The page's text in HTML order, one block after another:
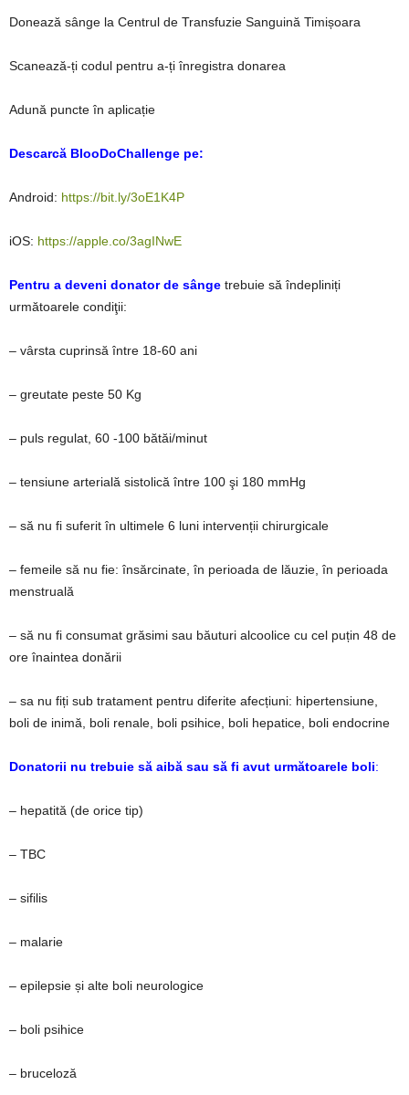
Donează sânge la Centrul de Transfuzie Sanguină Timișoara
Scanează-ți codul pentru a-ți înregistra donarea
Adună puncte în aplicație
Descarcă BlooDoChallenge pe:
Android: https://bit.ly/3oE1K4P
iOS: https://apple.co/3agINwE
Pentru a deveni donator de sânge trebuie să îndepliniți
următoarele condiţii:
– vârsta cuprinsă între 18-60 ani
– greutate peste 50 Kg
– puls regulat, 60 -100 bătăi/minut
– tensiune arterială sistolică între 100 şi 180 mmHg
– să nu fi suferit în ultimele 6 luni intervenții chirurgicale
– femeile să nu fie: însărcinate, în perioada de lăuzie, în perioada
menstruală
– să nu fi consumat grăsimi sau băuturi alcoolice cu cel puțin 48 de
ore înaintea donării
– sa nu fiți sub tratament pentru diferite afecțiuni: hipertensiune,
boli de inimă, boli renale, boli psihice, boli hepatice, boli endocrine
Donatorii nu trebuie să aibă sau să fi avut următoarele boli:
– hepatită (de orice tip)
– TBC
– sifilis
– malarie
– epilepsie și alte boli neurologice
– boli psihice
– bruceloză